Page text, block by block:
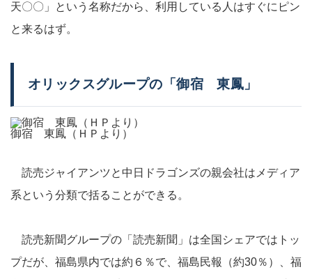
天〇〇」という名称だから、利用している人はすぐにピン
と来るはず。
オリックスグループの「御宿 東鳳」
御宿 東鳳（ＨＰより）
読売ジャイアンツと中日ドラゴンズの親会社はメディア
系という分類で括ることができる。
読売新聞グループの「読売新聞」は全国シェアではトッ
プだが、福島県内では約６％で、福島民報（約30％）、福